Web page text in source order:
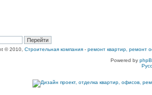
© 2010, Строительная компания - ремонт квартир, ремонт
Powered by